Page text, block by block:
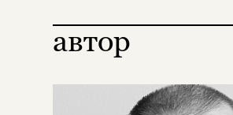
автор
Раз в неделю мы
о книгах и событиях «НЛО».
За подписку дарим промокод
Вы можете подписаться на
уведомления, и при
на склад получить письмо на
не предназначена